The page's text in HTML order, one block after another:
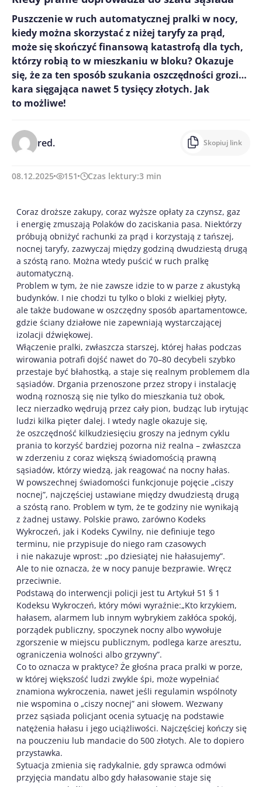
Puszczenie w ruch automatycznej pralki w nocy,
kiedy można skorzystać z niżej taryfy za prąd,
może się skończyć finansową katastrofą dla tych,
którzy robią to w mieszkaniu w bloku? Okazuje
się, że za ten sposób szukania oszczędności grozi…
kara sięgająca nawet 5 tysięcy złotych. Jak
to możliwe!
red. Skopiuj link
08.12.2025 151 Czas lektury:3 min
Coraz droższe zakupy, coraz wyższe opłaty za czynsz, gaz
i energię zmuszają Polaków do zaciskania pasa. Niektórzy
próbują obniżyć rachunki za prąd i korzystają z tańszej,
nocnej taryfy, zazwyczaj między godziną dwudziestą drugą
a szóstą rano. Można wtedy puścić w ruch pralkę
automatyczną.
Problem w tym, że nie zawsze idzie to w parze z akustyką
budynków. I nie chodzi tu tylko o bloki z wielkiej płyty,
ale także budowane w oszczędny sposób apartamentowce,
gdzie ściany działowe nie zapewniają wystarczającej
izolacji dźwiękowej.
Włączenie pralki, zwłaszcza starszej, której hałas podczas
wirowania potrafi dojść nawet do 70–80 decybeli szybko
przestaje być błahostką, a staje się realnym problemem dla
sąsiadów. Drgania przenoszone przez stropy i instalację
wodną roznoszą się nie tylko do mieszkania tuż obok,
lecz nierzadko wędrują przez cały pion, budząc lub irytując
ludzi kilka pięter dalej. I wtedy nagle okazuje się,
że oszczędność kilkudziesięciu groszy na jednym cyklu
prania to korzyść bardziej pozorna niż realna – zwłaszcza
w zderzeniu z coraz większą świadomością prawną
sąsiadów, którzy wiedzą, jak reagować na nocny hałas.
W powszechnej świadomości funkcjonuje pojęcie „ciszy
nocnej”, najczęściej ustawiane między dwudziestą drugą
a szóstą rano. Problem w tym, że te godziny nie wynikają
z żadnej ustawy. Polskie prawo, zarówno Kodeks
Wykroczeń, jak i Kodeks Cywilny, nie definiuje tego
terminu, nie przypisuje do niego ram czasowych
i nie nakazuje wprost: „po dziesiątej nie hałasujemy”.
Ale to nie oznacza, że w nocy panuje bezprawie. Wręcz
przeciwnie.
Podstawą do interwencji policji jest tu Artykuł 51 § 1
Kodeksu Wykroczeń, który mówi wyraźnie:„Kto krzykiem,
hałasem, alarmem lub innym wybrykiem zakłóca spokój,
porządek publiczny, spoczynek nocny albo wywołuje
zgorszenie w miejscu publicznym, podlega karze aresztu,
ograniczenia wolności albo grzywny”.
Co to oznacza w praktyce? Że głośna praca pralki w porze,
w której większość ludzi zwykle śpi, może wypełniać
znamiona wykroczenia, nawet jeśli regulamin wspólnoty
nie wspomina o „ciszy nocnej” ani słowem. Wezwany
przez sąsiada policjant ocenia sytuację na podstawie
natężenia hałasu i jego uciążliwości. Najczęściej kończy się
na pouczeniu lub mandacie do 500 złotych. Ale to dopiero
przystawka.
Sytuacja zmienia się radykalnie, gdy sprawca odmówi
przyjęcia mandatu albo gdy hałasowanie staje się